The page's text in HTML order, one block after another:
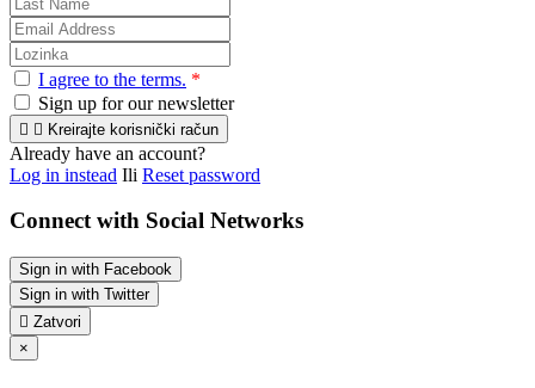
I agree to the terms. *
Sign up for our newsletter
  Kreirajte korisnički račun
Already have an account?
Log in instead Ili Reset password
Connect with Social Networks
Sign in with Facebook
Sign in with Twitter
 Zatvori
×